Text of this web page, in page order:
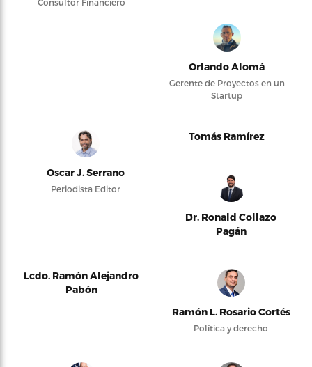
Orlando Alomá
Gerente de Proyectos en un
Startup
Oscar J. Serrano
Periodista Editor
Tomás Ramírez
Dr. Ronald Collazo
Pagán
Lcdo. Ramón Alejandro
Pabón
Ramón L. Rosario Cortés
Política y derecho